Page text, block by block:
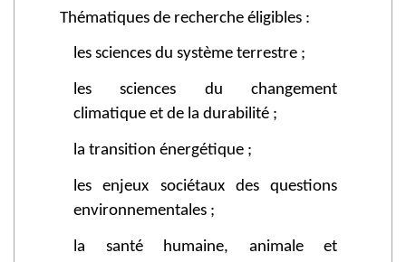
Thématiques de recherche éligibles :
les sciences du système terrestre ;
les sciences du changement
climatique et de la durabilité ;
la transition énergétique ;
les enjeux sociétaux des questions
environnementales ;
la santé humaine, animale et